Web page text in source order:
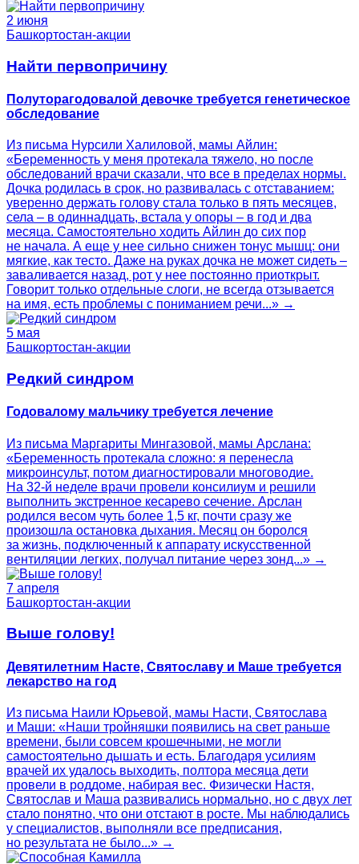
2 июня
Башкортостан-акции
Найти первопричину
Полуторагодовалой девочке требуется генетическое
обследование
Из письма Нурсили Халиловой, мамы Айлин:
«Беременность у меня протекала тяжело, но после
обследований врачи сказали, что все в пределах нормы.
Дочка родилась в срок, но развивалась с отставанием:
уверенно держать голову стала только в пять месяцев,
села – в одиннадцать, встала у опоры – в год и два
месяца. Самостоятельно ходить Айлин до сих пор
не начала. А еще у нее сильно снижен тонус мышц: они
мягкие, как тесто. Даже на руках дочка не может сидеть –
заваливается назад, рот у нее постоянно приоткрыт.
Говорит только отдельные слоги, не всегда отзывается
на имя, есть проблемы с пониманием речи...» →
5 мая
Башкортостан-акции
Редкий синдром
Годовалому мальчику требуется лечение
Из письма Маргариты Мингазовой, мамы Арслана:
«Беременность протекала сложно: я перенесла
микроинсульт, потом диагностировали многоводие.
На 32-й неделе врачи провели консилиум и решили
выполнить экстренное кесарево сечение. Арслан
родился весом чуть более 1,5 кг, почти сразу же
произошла остановка дыхания. Месяц он боролся
за жизнь, подключенный к аппарату искусственной
вентиляции легких, получал питание через зонд...» →
7 апреля
Башкортостан-акции
Выше голову!
Девятилетним Насте, Святославу и Маше требуется
лекарство на год
Из письма Наили Юрьевой, мамы Насти, Святослава
и Маши: «Наши тройняшки появились на свет раньше
времени, были совсем крошечными, не могли
самостоятельно дышать и есть. Благодаря усилиям
врачей их удалось выходить, полтора месяца дети
провели в роддоме, набирая вес. Физически Настя,
Святослав и Маша развивались нормально, но с двух лет
стало понятно, что они отстают в росте. Мы наблюдались
у специалистов, выполняли все предписания,
но результата не было...» →